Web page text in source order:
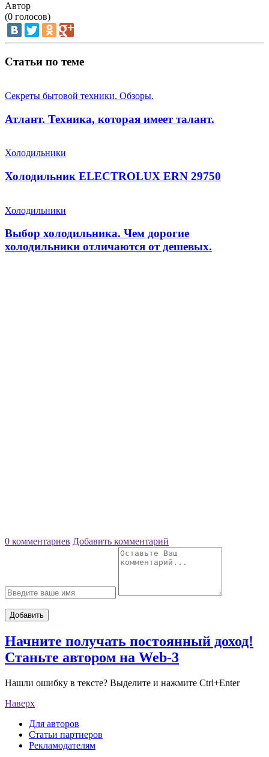
Автор
(0 голосов)
Статьи по теме
Секреты бытовой техники. Обзоры.
Атлант. Техника, которая имеет талант.
Холодильники
Холодильник ELECTROLUX ERN 29750
Холодильники
Выбор холодильника. Чем дорогие
холодильники отличаются от дешевых.
0 комментариев Добавить комментарий
Добавить
Начните получать постоянный доход!
Станьте автором на Web-3
Нашли ошибку в тексте? Выделите и нажмите Ctrl+Enter
Наверх
Для авторов
Статьи партнеров
Рекламодателям